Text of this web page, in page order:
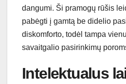
dangumi. Ši pramogų rūšis
pabėgti į gamtą be didelio
diskomforto, todėl tampa
savaitgalio pasirinkimų
Intelektualus